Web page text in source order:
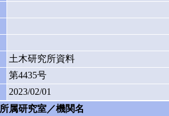
土木研究所資料
第4435号
2023/02/01
所属研究室／機関名